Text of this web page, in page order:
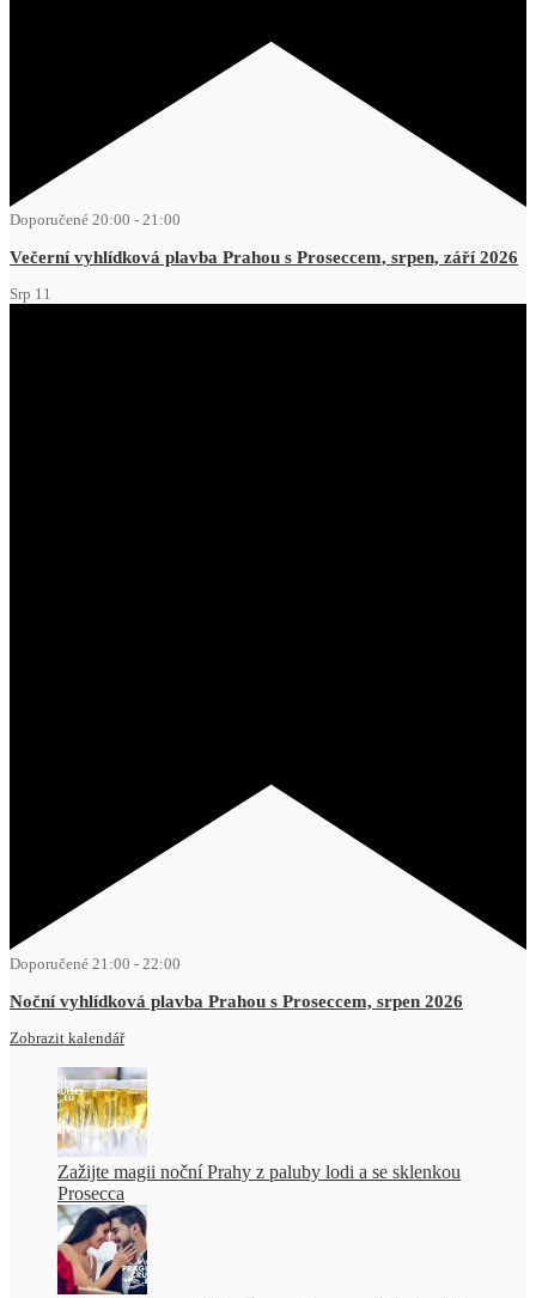
Doporučené 20:00 - 21:00
Večerní vyhlídková plavba Prahou s Proseccem, srpen, září 2026
Srp 11
Doporučené 21:00 - 22:00
Noční vyhlídková plavba Prahou s Proseccem, srpen 2026
Zobrazit kalendář
Zažijte magii noční Prahy z paluby lodi a se sklenkou
Prosecca